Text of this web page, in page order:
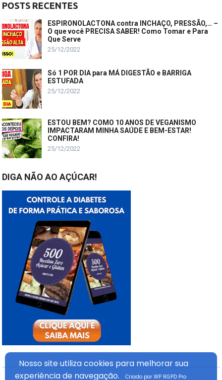
POSTS RECENTES
ESPIRONOLACTONA contra INCHAÇO, PRESSÃO,… –
O que você PRECISA SABER! Como Tomar e Para
Que Serve
25/12/2022
Só 1 POR DIA para MÁ DIGESTÃO e BARRIGA
ESTUFADA
25/12/2022
ESTOU BEM? COMO 10 ANOS DE VEGANISMO
IMPACTARAM MINHA SAÚDE E BEM-ESTAR!
CONFIRA!
25/12/2022
DIGA NÃO AO AÇÚCAR!
Nosso site utiliza cookies para melhorar sua
experiênciade navegação. Criado por WP RGPD Pro